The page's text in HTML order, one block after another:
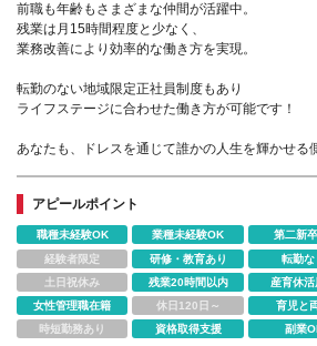
前職も年齢もさまざまな仲間が活躍中。
残業は月15時間程度と少なく、
業務改善により効率的な働き方を実現。
転勤のない地域限定正社員制度もあり
ライフステージに合わせた働き方が可能です！
あなたも、ドレスを通じて誰かの人生を輝かせる
アピールポイント
職種未経験OK 業種未経験OK 第二新
経験者限定
研修・教育あり 転勤な
土日祝休み
残業20時間以内 産育休
女性管理職在籍
休日120日～ 育児と
時短勤務あり
資格取得支援 副業